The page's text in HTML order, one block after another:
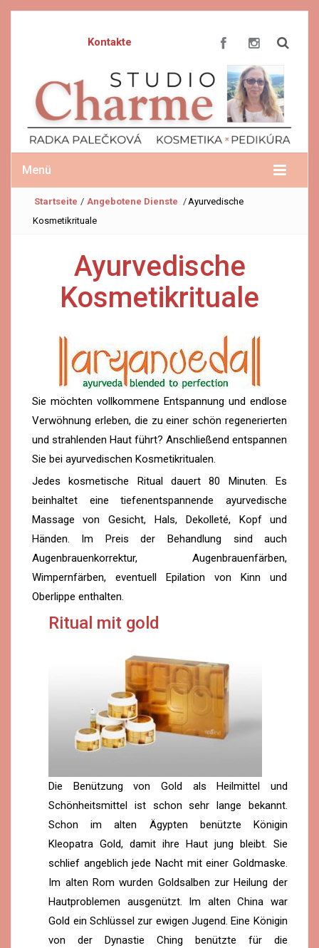
Kontakte
Menü
Startseite / Angebotene Dienste / Ayurvedische
Kosmetikrituale
Ayurvedische
Kosmetikrituale
Sie möchten vollkommene Entspannung und endlose
Verwöhnung erleben, die zu einer schön regenerierten
und strahlenden Haut führt? Anschließend entspannen
Sie bei ayurvedischen Kosmetikritualen.
Jedes kosmetische Ritual dauert 80 Minuten. Es
beinhaltet eine tiefenentspannende ayurvedische
Massage von Gesicht, Hals, Dekolleté, Kopf und
Händen. Im Preis der Behandlung sind auch
Augenbrauenkorrektur, Augenbrauenfärben,
Wimpernfärben, eventuell Epilation von Kinn und
Oberlippe enthalten.
Ritual mit gold
Die Benützung von Gold als Heilmittel und
Schönheitsmittel ist schon sehr lange bekannt.
Schon im alten Ägypten benützte Königin
Kleopatra Gold, damit ihre Haut jung bleibt. Sie
schlief angeblich jede Nacht mit einer Goldmaske.
Im alten Rom wurden Goldsalben zur Heilung der
Hautproblemen ausgenützt. Im alten China war
Gold ein Schlüssel zur ewigen Jugend. Eine Königin
von der Dynastie Ching benützte für die